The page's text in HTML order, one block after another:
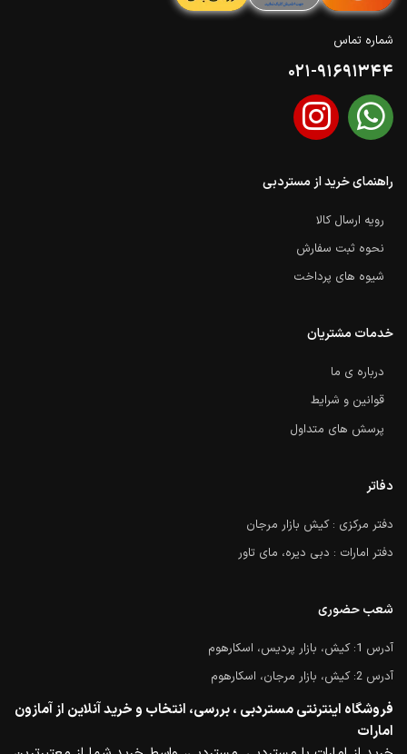
شماره تماس
021-91691344
راهنمای خرید از مستردبی
رویه ارسال کالا
نحوه ثبت سفارش
شیوه های پرداخت
خدمات مشتریان
درباره ی ما
قوانین و شرایط
پرسش های متداول
دفاتر
دفتر مرکزی : کیش بازار مرجان
دفتر امارات : دبی دیره، مای تاور
شعب حضوری
آدرس 1: کیش، بازار پردیس، اسکارهوم
آدرس 2: کیش، بازار مرجان، اسکارهوم
فروشگاه اینترنتی مستردبی ، بررسی، انتخاب و خرید آنلاین از آمازون
امارات